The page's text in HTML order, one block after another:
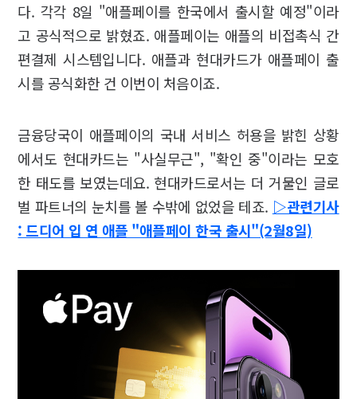
다. 각각 8일 "애플페이를 한국에서 출시할 예정"이라
고 공식적으로 밝혔죠. 애플페이는 애플의 비접촉식 간
편결제 시스템입니다. 애플과 현대카드가 애플페이 출
시를 공식화한 건 이번이 처음이죠.
금융당국이 애플페이의 국내 서비스 허용을 밝힌 상황
에서도 현대카드는 "사실무근", "확인 중"이라는 모호
한 태도를 보였는데요. 현대카드로서는 더 거물인 글로
벌 파트너의 눈치를 볼 수밖에 없었을 테죠. ▷관련기사
: 드디어 입 연 애플 "애플페이 한국 출시"(2월8일)